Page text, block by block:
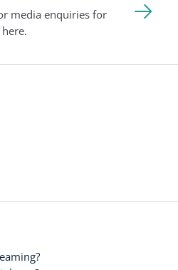
media enquiries for